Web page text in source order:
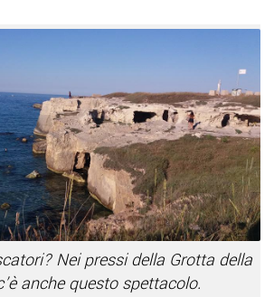
Nei pressi della Grotta della
anche questo spettacolo.